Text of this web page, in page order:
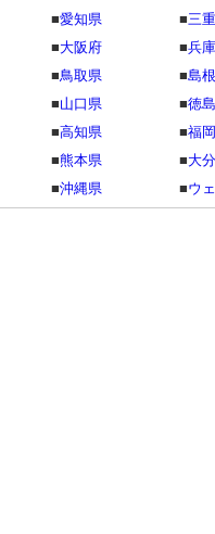
■愛知県 ■三
■大阪府 ■兵
■鳥取県 ■島
■山口県 ■徳
■高知県 ■福
■熊本県 ■大
■沖縄県 ■ウ